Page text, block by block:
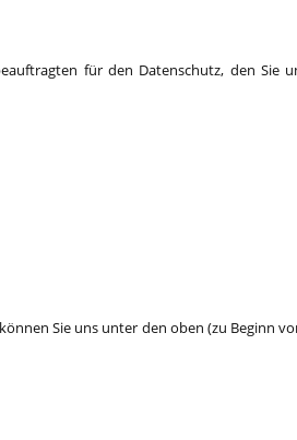
für den Datenschutz, den Sie
Sie uns unter den oben (zu Beginn